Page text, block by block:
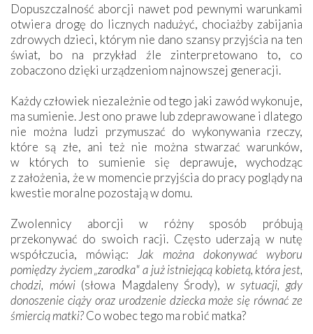
Dopuszczalność aborcji nawet pod pewnymi warunkami
otwiera drogę do licznych nadużyć, chociażby zabijania
zdrowych dzieci, którym nie dano szansy przyjścia na ten
świat, bo na przykład źle zinterpretowano to, co
zobaczono dzięki urządzeniom najnowszej generacji.
Każdy człowiek niezależnie od tego jaki zawód wykonuje,
ma sumienie. Jest ono prawe lub zdeprawowane i dlatego
nie można ludzi przymuszać do wykonywania rzeczy,
które są złe, ani też nie można stwarzać warunków,
w których to sumienie się deprawuje, wychodząc
z założenia, że w momencie przyjścia do pracy poglądy na
kwestie moralne pozostają w domu.
Zwolennicy aborcji w różny sposób próbują
przekonywać do swoich racji. Często uderzają w nutę
współczucia, mówiąc:
Jak można dokonywać wyboru
pomiędzy życiem „zarodka" a już istniejącą kobietą, która jest,
chodzi, mówi(słowa Magdaleny Środy), w sytuacji, gdy
donoszenie ciąży oraz urodzenie dziecka może się równać ze
śmiercią matki?Co wobec tego ma robić matka?